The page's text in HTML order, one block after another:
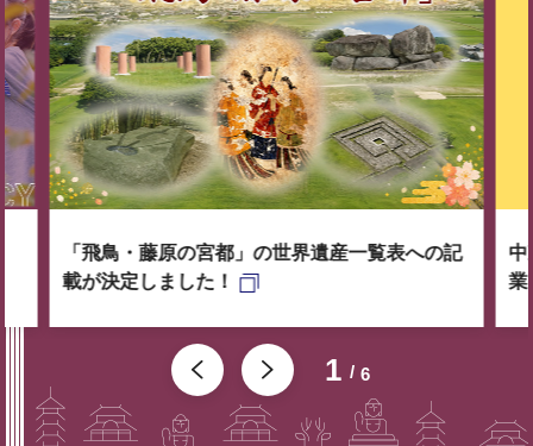
1 6
「飛鳥・藤原の宮都」の世界遺産一覧表への記
載が決定しました！
中
業